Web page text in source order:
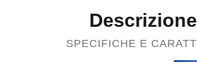
SPECIFICHE E